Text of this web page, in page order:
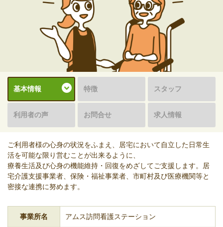
基本情報 特徴 スタッフ
利用者の声 お問合せ 求人情報
ご利用者様の心身の状況をふまえ、居宅において自立した日常生
活を可能な限り営むことが出来るように、
療養生活及び心身の機能維持・回復をめざしてご支援します。居
宅介護支援事業者、保険・福祉事業者、市町村及び医療機関等と
密接な連携に努めます。
事業所名 アムス訪問看護ステーション